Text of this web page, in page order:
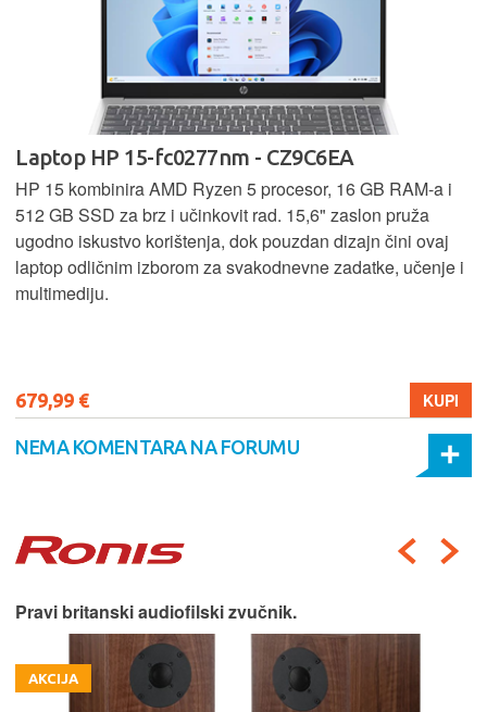
Laptop HP 15-fc0277nm - CZ9C6EA
HP 15 kombinira AMD Ryzen 5 procesor, 16 GB RAM-a i
512 GB SSD za brz i učinkovit rad. 15,6" zaslon pruža
ugodno iskustvo korištenja, dok pouzdan dizajn čini ovaj
laptop odličnim izborom za svakodnevne zadatke, učenje i
multimediju.
679,99 € KUPI
NEMA KOMENTARA NA FORUMU
Pravi britanski audiofilski zvučnik.
AKCIJA